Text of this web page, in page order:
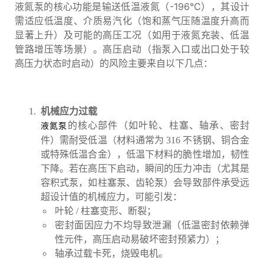
液氮泵的核心功能是输送低温液氮（-196℃），其设计
需适应低温度、介质易汽化（饱和蒸气压随温度升高而
显著上升）及可能的高压工况（如用于液氮充装、低温
管路增压等场景）。高压启动（指泵入口或出口处于较
高压力状态时启动）的风险主要来自以下几点：
机械应力过载
液氮泵 的核心部件（如叶轮、柱塞、轴承、密封
件）需耐受低温（材料通常为 316 不锈钢、铜合金
或特殊低温合金），低温下材料的脆性增加，韧性
下降。若在高压下启动，瞬间的压力冲击（尤其是
容积式泵，如柱塞泵、齿轮泵）会导致部件承受远
超设计值的机械应力，可能引发：
叶轮 / 柱塞变形、断裂；
密封面因应力不均导致泄漏（低温密封依赖弹
性元件，高压启动易破坏密封预紧力）；
轴承过载卡死，烧毁电机。